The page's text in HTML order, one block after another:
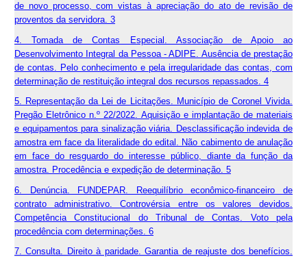
de novo processo, com vistas à apreciação do ato de revisão de
proventos da servidora. 3
4. Tomada de Contas Especial. Associação de Apoio ao
Desenvolvimento Integral da Pessoa - ADIPE. Ausência de prestação
de contas. Pelo conhecimento e pela irregularidade das contas, com
determinação de restituição integral dos recursos repassados. 4
5. Representação da Lei de Licitações. Município de Coronel Vivida.
Pregão Eletrônico n.º 22/2022. Aquisição e implantação de materiais
e equipamentos para sinalização viária. Desclassificação indevida de
amostra em face da literalidade do edital. Não cabimento de anulação
em face do resguardo do interesse público, diante da função da
amostra. Procedência e expedição de determinação. 5
6. Denúncia. FUNDEPAR. Reequilíbrio econômico-financeiro de
contrato administrativo. Controvérsia entre os valores devidos.
Competência Constitucional do Tribunal de Contas. Voto pela
procedência com determinações. 6
7. Consulta. Direito à paridade. Garantia de reajuste dos benefícios.